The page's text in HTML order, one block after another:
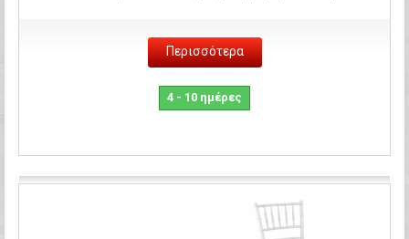
Περισσότερα
4 - 10 ημέρες